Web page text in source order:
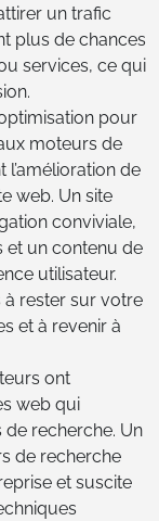
un trafic
plus de chances
services, ce qui
pour
moteurs de
l’amélioration de
web. Un site
conviviale,
et un contenu de
utilisateur.
à rester sur votre
et à revenir à
ont
web qui
recherche. Un
de recherche
et suscite